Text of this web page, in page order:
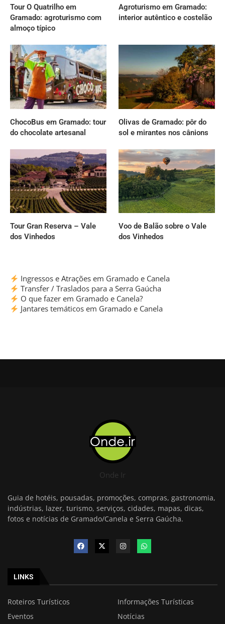
Tour O Quatrilho em
Gramado: agroturismo com
almoço típico
Agroturismo em Gramado:
interior autêntico e costelão
ChocoBus em Gramado: tour
do chocolate artesanal
Olivas de Gramado: pôr do
sol e mirantes nos cânions
Tour Gran Reserva – Vale
dos Vinhedos
Voo de Balão sobre o Vale
dos Vinhedos
Ingressos e Atrações em Gramado e Canela
Transfer / Traslados para a Serra Gaúcha
O que fazer em Gramado e Canela?
Jantares temáticos em Gramado e Canela
Onde Ir
Guia de hotéis, pousadas, promoções, compras, gastronomia,
indústrias, lazer, turismo, serviços, cidades, mapas, dicas,
fotos e notícias de Gramado/Canela e Serra Gaúcha.
LINKS
Roteiros Turísticos
Informações Turísticas
Eventos
Notícias